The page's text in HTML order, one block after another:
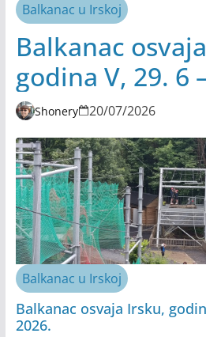
Balkanac u Irskoj
Balkanac
godina V, 29. 6
2026.
Shonery 20/07/2026
Balkanac u Irskoj
Balkanac osvaja Irsku,
2026.